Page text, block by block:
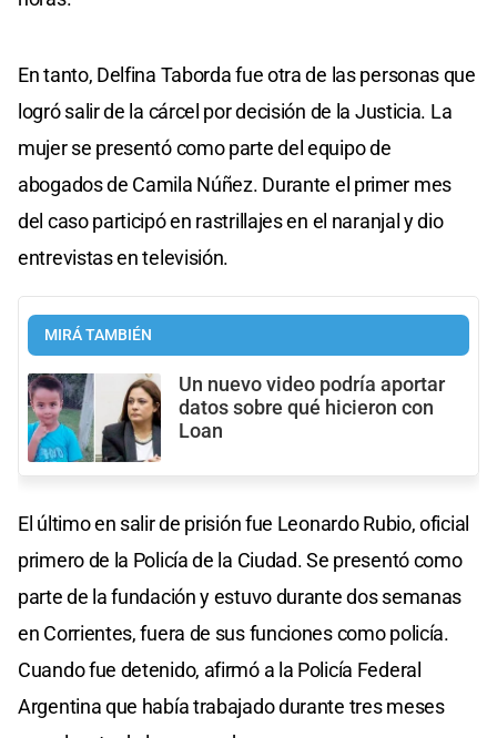
En tanto, Delfina Taborda fue otra de las personas que
logró salir de la cárcel por decisión de la Justicia. La
mujer se presentó como parte del equipo de
abogados de Camila Núñez. Durante el primer mes
del caso participó en rastrillajes en el naranjal y dio
entrevistas en televisión.
MIRÁ TAMBIÉN
Un nuevo video podría aportar
datos sobre qué hicieron con
Loan
El último en salir de prisión fue Leonardo Rubio, oficial
primero de la Policía de la Ciudad. Se presentó como
parte de la fundación y estuvo durante dos semanas
en Corrientes, fuera de sus funciones como policía.
Cuando fue detenido, afirmó a la Policía Federal
Argentina que había trabajado durante tres meses